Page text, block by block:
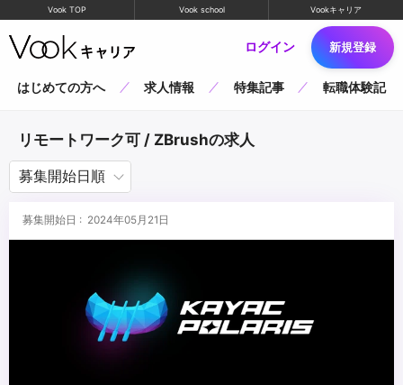
Vook TOP Vook school Vookキャリア
ログイン 新規登録
はじめての方へ 求人情報 特集記事 転職体験記
リモートワーク可 / ZBrushの求人
募集開始日 : 2024年05月21日